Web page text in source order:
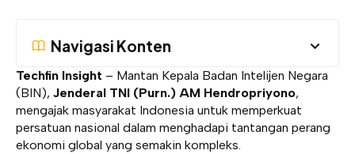
Navigasi Konten
Techfin Insight – Mantan Kepala Badan Intelijen Negara
(BIN), Jenderal TNI (Purn.) AM Hendropriyono,
mengajak masyarakat Indonesia untuk memperkuat
persatuan nasional dalam menghadapi tantangan perang
ekonomi global yang semakin kompleks.